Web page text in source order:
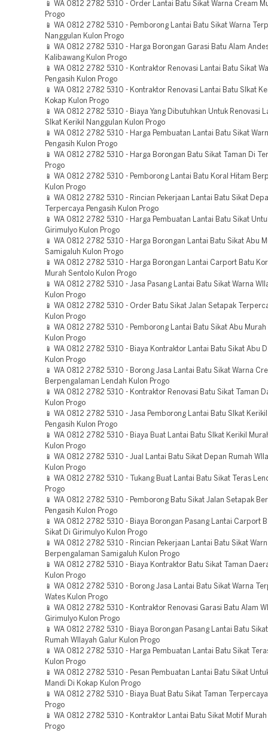
📱 WA 0812 2782 5310 - Order Lantai Batu Sikat Warna Cream
Progo
📱 WA 0812 2782 5310 - Pemborong Lantai Batu Sikat Warna
Nanggulan Kulon Progo
📱 WA 0812 2782 5310 - Harga Borongan Garasi Batu Alam
Kalibawang Kulon Progo
📱 WA 0812 2782 5310 - Kontraktor Renovasi Lantai Batu Sikat
Pengasih Kulon Progo
📱 WA 0812 2782 5310 - Kontraktor Renovasi Lantai Batu SIkat
Kokap Kulon Progo
📱 WA 0812 2782 5310 - Biaya Yang Dibutuhkan Untuk Renovasi
SIkat Kerikil Nanggulan Kulon Progo
📱 WA 0812 2782 5310 - Harga Pembuatan Lantai Batu Sikat
Pengasih Kulon Progo
📱 WA 0812 2782 5310 - Harga Borongan Batu Sikat Taman Di
Progo
📱 WA 0812 2782 5310 - Pemborong Lantai Batu Koral Hitam
Kulon Progo
📱 WA 0812 2782 5310 - Rincian Pekerjaan Lantai Batu Sikat
Terpercaya Pengasih Kulon Progo
📱 WA 0812 2782 5310 - Harga Pembuatan Lantai Batu Sikat
Girimulyo Kulon Progo
📱 WA 0812 2782 5310 - Harga Borongan Lantai Batu Sikat Abu
Samigaluh Kulon Progo
📱 WA 0812 2782 5310 - Harga Borongan Lantai Carport Batu
Murah Sentolo Kulon Progo
📱 WA 0812 2782 5310 - Jasa Pasang Lantai Batu Sikat Warna
Kulon Progo
📱 WA 0812 2782 5310 - Order Batu Sikat Jalan Setapak
Kulon Progo
📱 WA 0812 2782 5310 - Pemborong Lantai Batu Sikat Abu
Kulon Progo
📱 WA 0812 2782 5310 - Biaya Kontraktor Lantai Batu Sikat Abu
Kulon Progo
📱 WA 0812 2782 5310 - Borong Jasa Lantai Batu Sikat Warna
Berpengalaman Lendah Kulon Progo
📱 WA 0812 2782 5310 - Kontraktor Renovasi Batu Sikat Taman
Kulon Progo
📱 WA 0812 2782 5310 - Jasa Pemborong Lantai Batu SIkat
Pengasih Kulon Progo
📱 WA 0812 2782 5310 - Biaya Buat Lantai Batu SIkat Kerikil
Kulon Progo
📱 WA 0812 2782 5310 - Jual Lantai Batu Sikat Depan Rumah
Kulon Progo
📱 WA 0812 2782 5310 - Tukang Buat Lantai Batu Sikat Teras
Progo
📱 WA 0812 2782 5310 - Pemborong Batu Sikat Jalan Setapak
Pengasih Kulon Progo
📱 WA 0812 2782 5310 - Biaya Borongan Pasang Lantai Carport
Sikat Di Girimulyo Kulon Progo
📱 WA 0812 2782 5310 - Rincian Pekerjaan Lantai Batu Sikat
Berpengalaman Samigaluh Kulon Progo
📱 WA 0812 2782 5310 - Biaya Kontraktor Batu Sikat Taman
Kulon Progo
📱 WA 0812 2782 5310 - Borong Jasa Lantai Batu Sikat Warna
Wates Kulon Progo
📱 WA 0812 2782 5310 - Kontraktor Renovasi Garasi Batu Alam
Girimulyo Kulon Progo
📱 WA 0812 2782 5310 - Biaya Borongan Pasang Lantai Batu
Rumah WIlayah Galur Kulon Progo
📱 WA 0812 2782 5310 - Harga Pembuatan Lantai Batu Sikat
Kulon Progo
📱 WA 0812 2782 5310 - Pesan Pembuatan Lantai Batu Sikat
Mandi Di Kokap Kulon Progo
📱 WA 0812 2782 5310 - Biaya Buat Batu Sikat Taman
Progo
📱 WA 0812 2782 5310 - Kontraktor Lantai Batu Sikat Motif Murah
Progo